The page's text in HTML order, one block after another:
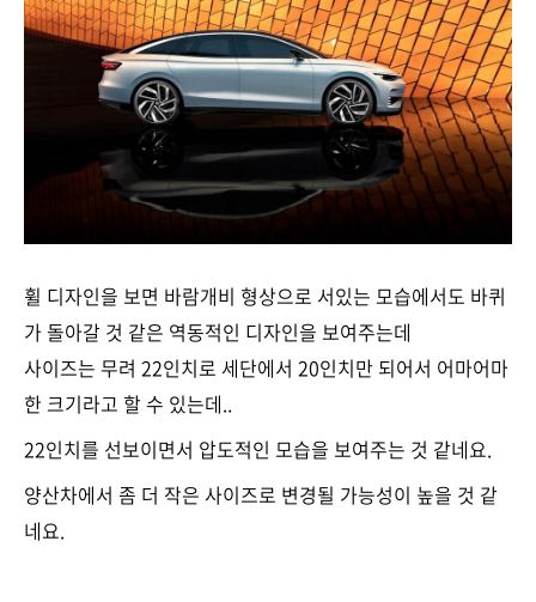
휠 디자인을 보면 바람개비 형상으로 서있는 모습에서도 바퀴
가 돌아갈 것 같은 역동적인 디자인을 보여주는데
사이즈는 무려 22인치로 세단에서 20인치만 되어서 어마어마
한 크기라고 할 수 있는데..
22인치를 선보이면서 압도적인 모습을 보여주는 것 같네요.
양산차에서 좀 더 작은 사이즈로 변경될 가능성이 높을 것 같
네요.